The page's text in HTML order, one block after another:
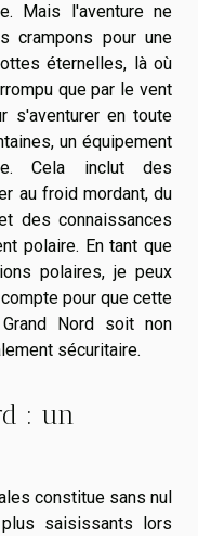
Mais l'aventure ne
crampons pour une
éternelles, là où
que par le vent
s'aventurer en toute
un équipement
Cela inclut des
au froid mordant, du
des connaissances
polaire. En tant que
polaires, je peux
pour que cette
Nord soit non
sécuritaire.
: un
constitue sans nul
saisissants lors